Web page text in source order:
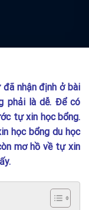
đã nhận định ở bài
phải là dễ. Để có
tự xin học bổng.
học bổng du học
mơ hồ về tự xin